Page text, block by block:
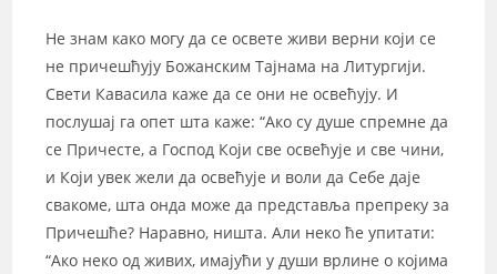
Не знам како могу да се освете живи верни који се
не причешћују Божанским Тајнама на Литургији.
Свети Кавасила каже да се они не освећују. И
послушај га опет шта каже: “Ако су душе спремне да
се Причесте, а Господ Који све освећује и све чини,
и Који увек жели да освећује и воли да Себе даје
свакоме, шта онда може да представља препреку за
Причешће? Наравно, ништа. Али неко ће упитати:
“Ако неко од живих, имајући у души врлине о којима